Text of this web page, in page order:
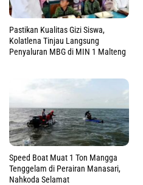
Pastikan Kualitas Gizi Siswa,
Kolatlena Tinjau Langsung
Penyaluran MBG di MIN 1 Malteng
Speed Boat Muat 1 Ton Mangga
Tenggelam di Perairan Manasari,
Nahkoda Selamat